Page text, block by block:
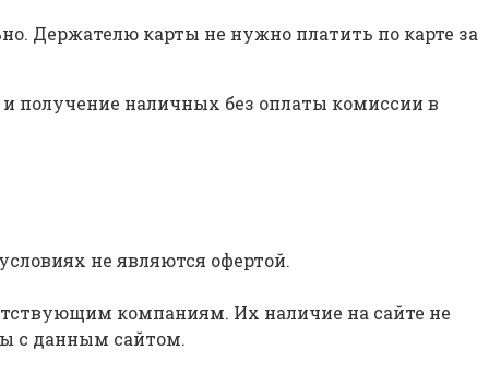
Держателю карты не нужно платить по карте за
получение наличных без оплаты комиссии в
не являются офертой.
компаниям. Их наличие на сайте не
с данным сайтом.